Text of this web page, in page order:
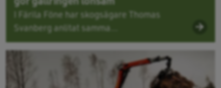
I Färila Föne har skogsägare Thomas
Svanberg anlitat samma...